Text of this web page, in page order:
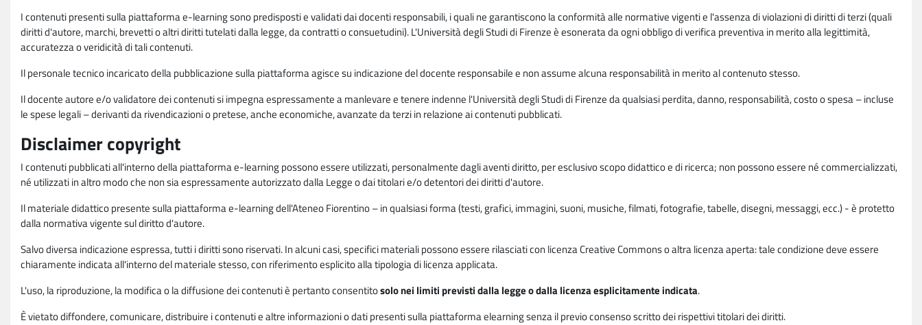
I contenuti presenti sulla piattaforma e-learning sono predisposti e validati dai docenti responsabili, i quali ne garantiscono la conformità alle normative vigenti e l'assenza di violazioni di diritti di terzi (quali
diritti d'autore, marchi, brevetti o altri diritti tutelati dalla legge, da contratti o consuetudini). L'Università degli Studi di Firenze è esonerata da ogni obbligo di verifica preventiva in merito alla legittimità,
accuratezza o veridicità di tali contenuti.
Il personale tecnico incaricato della pubblicazione sulla piattaforma agisce su indicazione del docente responsabile e non assume alcuna responsabilità in merito al contenuto stesso.
Il docente autore e/o validatore dei contenuti si impegna espressamente a manlevare e tenere indenne l'Università degli Studi di Firenze da qualsiasi perdita, danno, responsabilità, costo o spesa – incluse
le spese legali – derivanti da rivendicazioni o pretese, anche economiche, avanzate da terzi in relazione ai contenuti pubblicati.
Disclaimer copyright
I contenuti pubblicati all'interno della piattaforma e-learning possono essere utilizzati, personalmente dagli aventi diritto, per esclusivo scopo didattico e di ricerca; non possono essere né commercializzati,
né utilizzati in altro modo che non sia espressamente autorizzato dalla Legge o dai titolari e/o detentori dei diritti d'autore.
Il materiale didattico presente sulla piattaforma e-learning dell'Ateneo Fiorentino – in qualsiasi forma (testi, grafici, immagini, suoni, musiche, filmati, fotografie, tabelle, disegni, messaggi, ecc.) - è protetto
dalla normativa vigente sul diritto d'autore.
Salvo diversa indicazione espressa, tutti i diritti sono riservati. In alcuni casi, specifici materiali possono essere rilasciati con licenza Creative Commons o altra licenza aperta: tale condizione deve essere
chiaramente indicata all'interno del materiale stesso, con riferimento esplicito alla tipologia di licenza applicata.
L'uso, la riproduzione, la modifica o la diffusione dei contenuti è pertanto consentitosolo nei limiti previsti dalla legge o dalla licenza esplicitamente indicata.
È vietato diffondere, comunicare, distribuire i contenuti e altre informazioni o dati presenti sulla piattaforma elearning senza il previo consenso scritto dei rispettivi titolari dei diritti.